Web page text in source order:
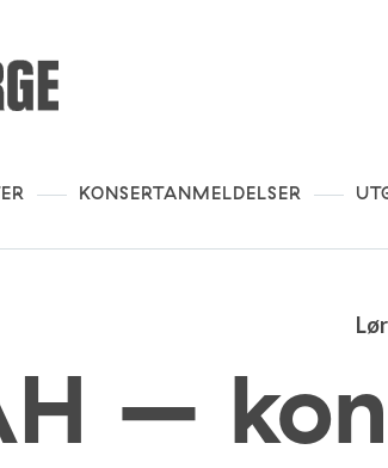
KONSERTANMELDELSER
–